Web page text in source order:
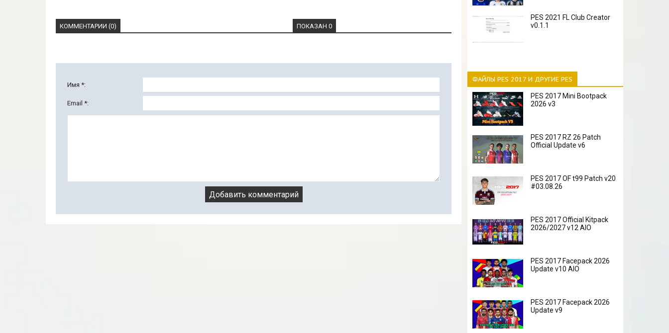
КОММЕНТАРИИ (0) ПОКАЗАН 0
Имя *:
Email *:
PES 2021 FL Club Creator
v0.1.1
ФАЙЛЫ PES 2017 И ДРУГИЕ PES
PES 2017 Mini Bootpack
2026 v3
PES 2017 RZ 26 Patch
Official Update v6
PES 2017 OF t99 Patch v20
#03.08.26
PES 2017 Official Kitpack
2026/2027 v12 AIO
PES 2017 Facepack 2026
Update v10 AIO
PES 2017 Facepack 2026
Update v9